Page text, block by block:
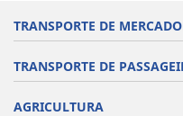
TRANSPORTE DE
TRANSPORTE DE
AGRICULTURA